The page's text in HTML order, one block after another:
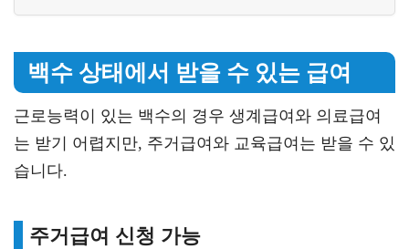
백수 상태에서 받을 수 있는 급여
근로능력이 있는 백수의 경우 생계급여와 의료급여
는 받기 어렵지만, 주거급여와 교육급여는 받을 수 있
습니다.
주거급여 신청 가능